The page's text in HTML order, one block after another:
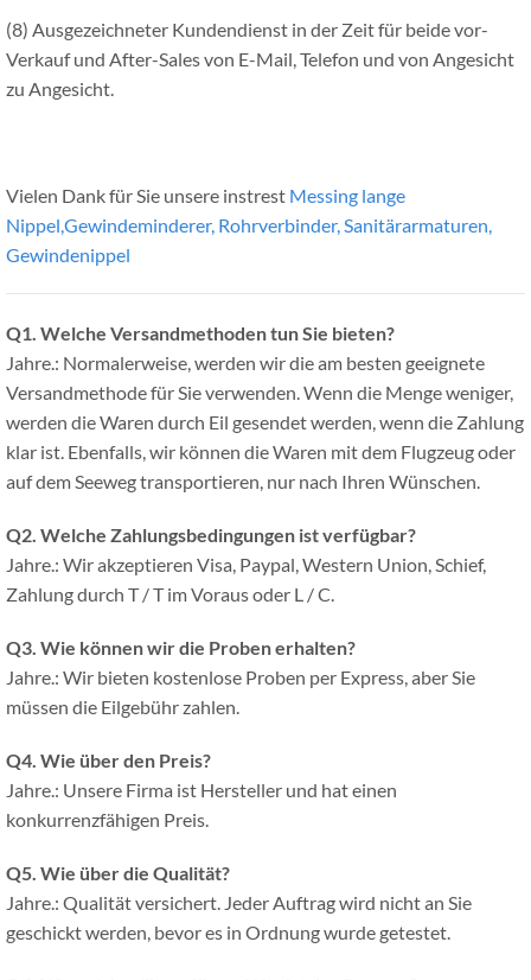
(8) Ausgezeichneter Kundendienst in der Zeit für beide vor-
Verkauf und After-Sales von E-Mail, Telefon und von Angesicht
zu Angesicht.
Vielen Dank für Sie unsere instrest Messing lange
Nippel,Gewindeminderer, Rohrverbinder, Sanitärarmaturen,
Gewindenippel
Q1. Welche Versandmethoden tun Sie bieten?
Jahre.: Normalerweise, werden wir die am besten geeignete
Versandmethode für Sie verwenden. Wenn die Menge weniger,
werden die Waren durch Eil gesendet werden, wenn die Zahlung
klar ist. Ebenfalls, wir können die Waren mit dem Flugzeug oder
auf dem Seeweg transportieren, nur nach Ihren Wünschen.
Q2. Welche Zahlungsbedingungen ist verfügbar?
Jahre.: Wir akzeptieren Visa, Paypal, Western Union, Schief,
Zahlung durch T / T im Voraus oder L / C.
Q3. Wie können wir die Proben erhalten?
Jahre.: Wir bieten kostenlose Proben per Express, aber Sie
müssen die Eilgebühr zahlen.
Q4. Wie über den Preis?
Jahre.: Unsere Firma ist Hersteller und hat einen
konkurrenzfähigen Preis.
Q5. Wie über die Qualität?
Jahre.: Qualität versichert. Jeder Auftrag wird nicht an Sie
geschickt werden, bevor es in Ordnung wurde getestet.